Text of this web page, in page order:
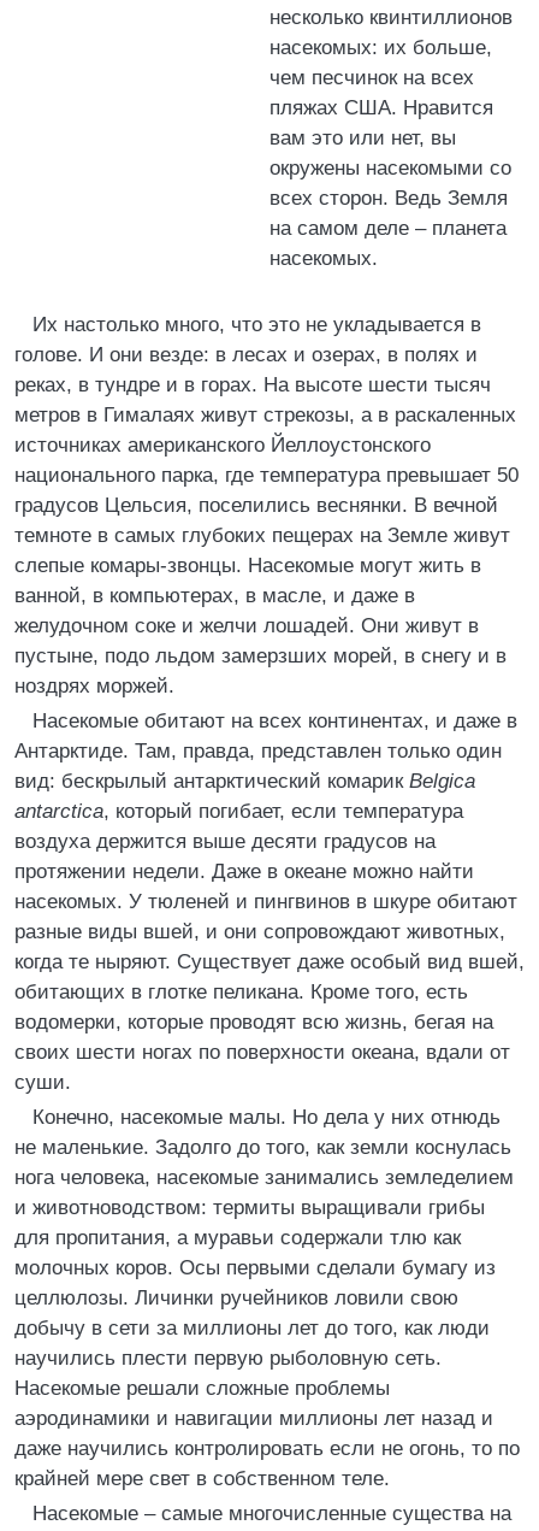
несколько квинтиллионов
насекомых: их больше,
чем песчинок на всех
пляжах США. Нравится
вам это или нет, вы
окружены насекомыми со
всех сторон. Ведь Земля
на самом деле – планета
насекомых.
Их настолько много, что это не укладывается в
голове. И они везде: в лесах и озерах, в полях и
реках, в тундре и в горах. На высоте шести тысяч
метров в Гималаях живут стрекозы, а в раскаленных
источниках американского Йеллоустонского
национального парка, где температура превышает 50
градусов Цельсия, поселились веснянки. В вечной
темноте в самых глубоких пещерах на Земле живут
слепые комары-звонцы. Насекомые могут жить в
ванной, в компьютерах, в масле, и даже в
желудочном соке и желчи лошадей. Они живут в
пустыне, подо льдом замерзших морей, в снегу и в
ноздрях моржей.
Насекомые обитают на всех континентах, и даже в
Антарктиде. Там, правда, представлен только один
вид: бескрылый антарктический комарик Belgica
antarctica, который погибает, если температура
воздуха держится выше десяти градусов на
протяжении недели. Даже в океане можно найти
насекомых. У тюленей и пингвинов в шкуре обитают
разные виды вшей, и они сопровождают животных,
когда те ныряют. Существует даже особый вид вшей,
обитающих в глотке пеликана. Кроме того, есть
водомерки, которые проводят всю жизнь, бегая на
своих шести ногах по поверхности океана, вдали от
суши.
Конечно, насекомые малы. Но дела у них отнюдь
не маленькие. Задолго до того, как земли коснулась
нога человека, насекомые занимались земледелием
и животноводством: термиты выращивали грибы
для пропитания, а муравьи содержали тлю как
молочных коров. Осы первыми сделали бумагу из
целлюлозы. Личинки ручейников ловили свою
добычу в сети за миллионы лет до того, как люди
научились плести первую рыболовную сеть.
Насекомые решали сложные проблемы
аэродинамики и навигации миллионы лет назад и
даже научились контролировать если не огонь, то по
крайней мере свет в собственном теле.
Насекомые – самые многочисленные существа на